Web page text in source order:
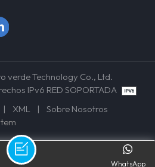
verde Technology Co., Ltd.
IPv6 RED SOPORTADA
| XML |
Sobre Nosotros
WhatsApp